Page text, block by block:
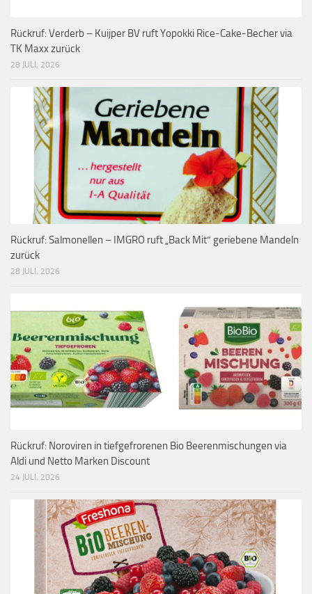
Rückruf: Verderb – Kuijper BV ruft Yopokki Rice-Cake-Becher via
TK Maxx zurück
28 JULI, 2026
Rückruf: Salmonellen – IMGRO ruft „Back Mit“ geriebene Mandeln
zurück
28 JULI, 2026
Rückruf: Noroviren in tiefgefrorenen Bio Beerenmischungen via
Aldi und Netto Marken Discount
24 JULI, 2026